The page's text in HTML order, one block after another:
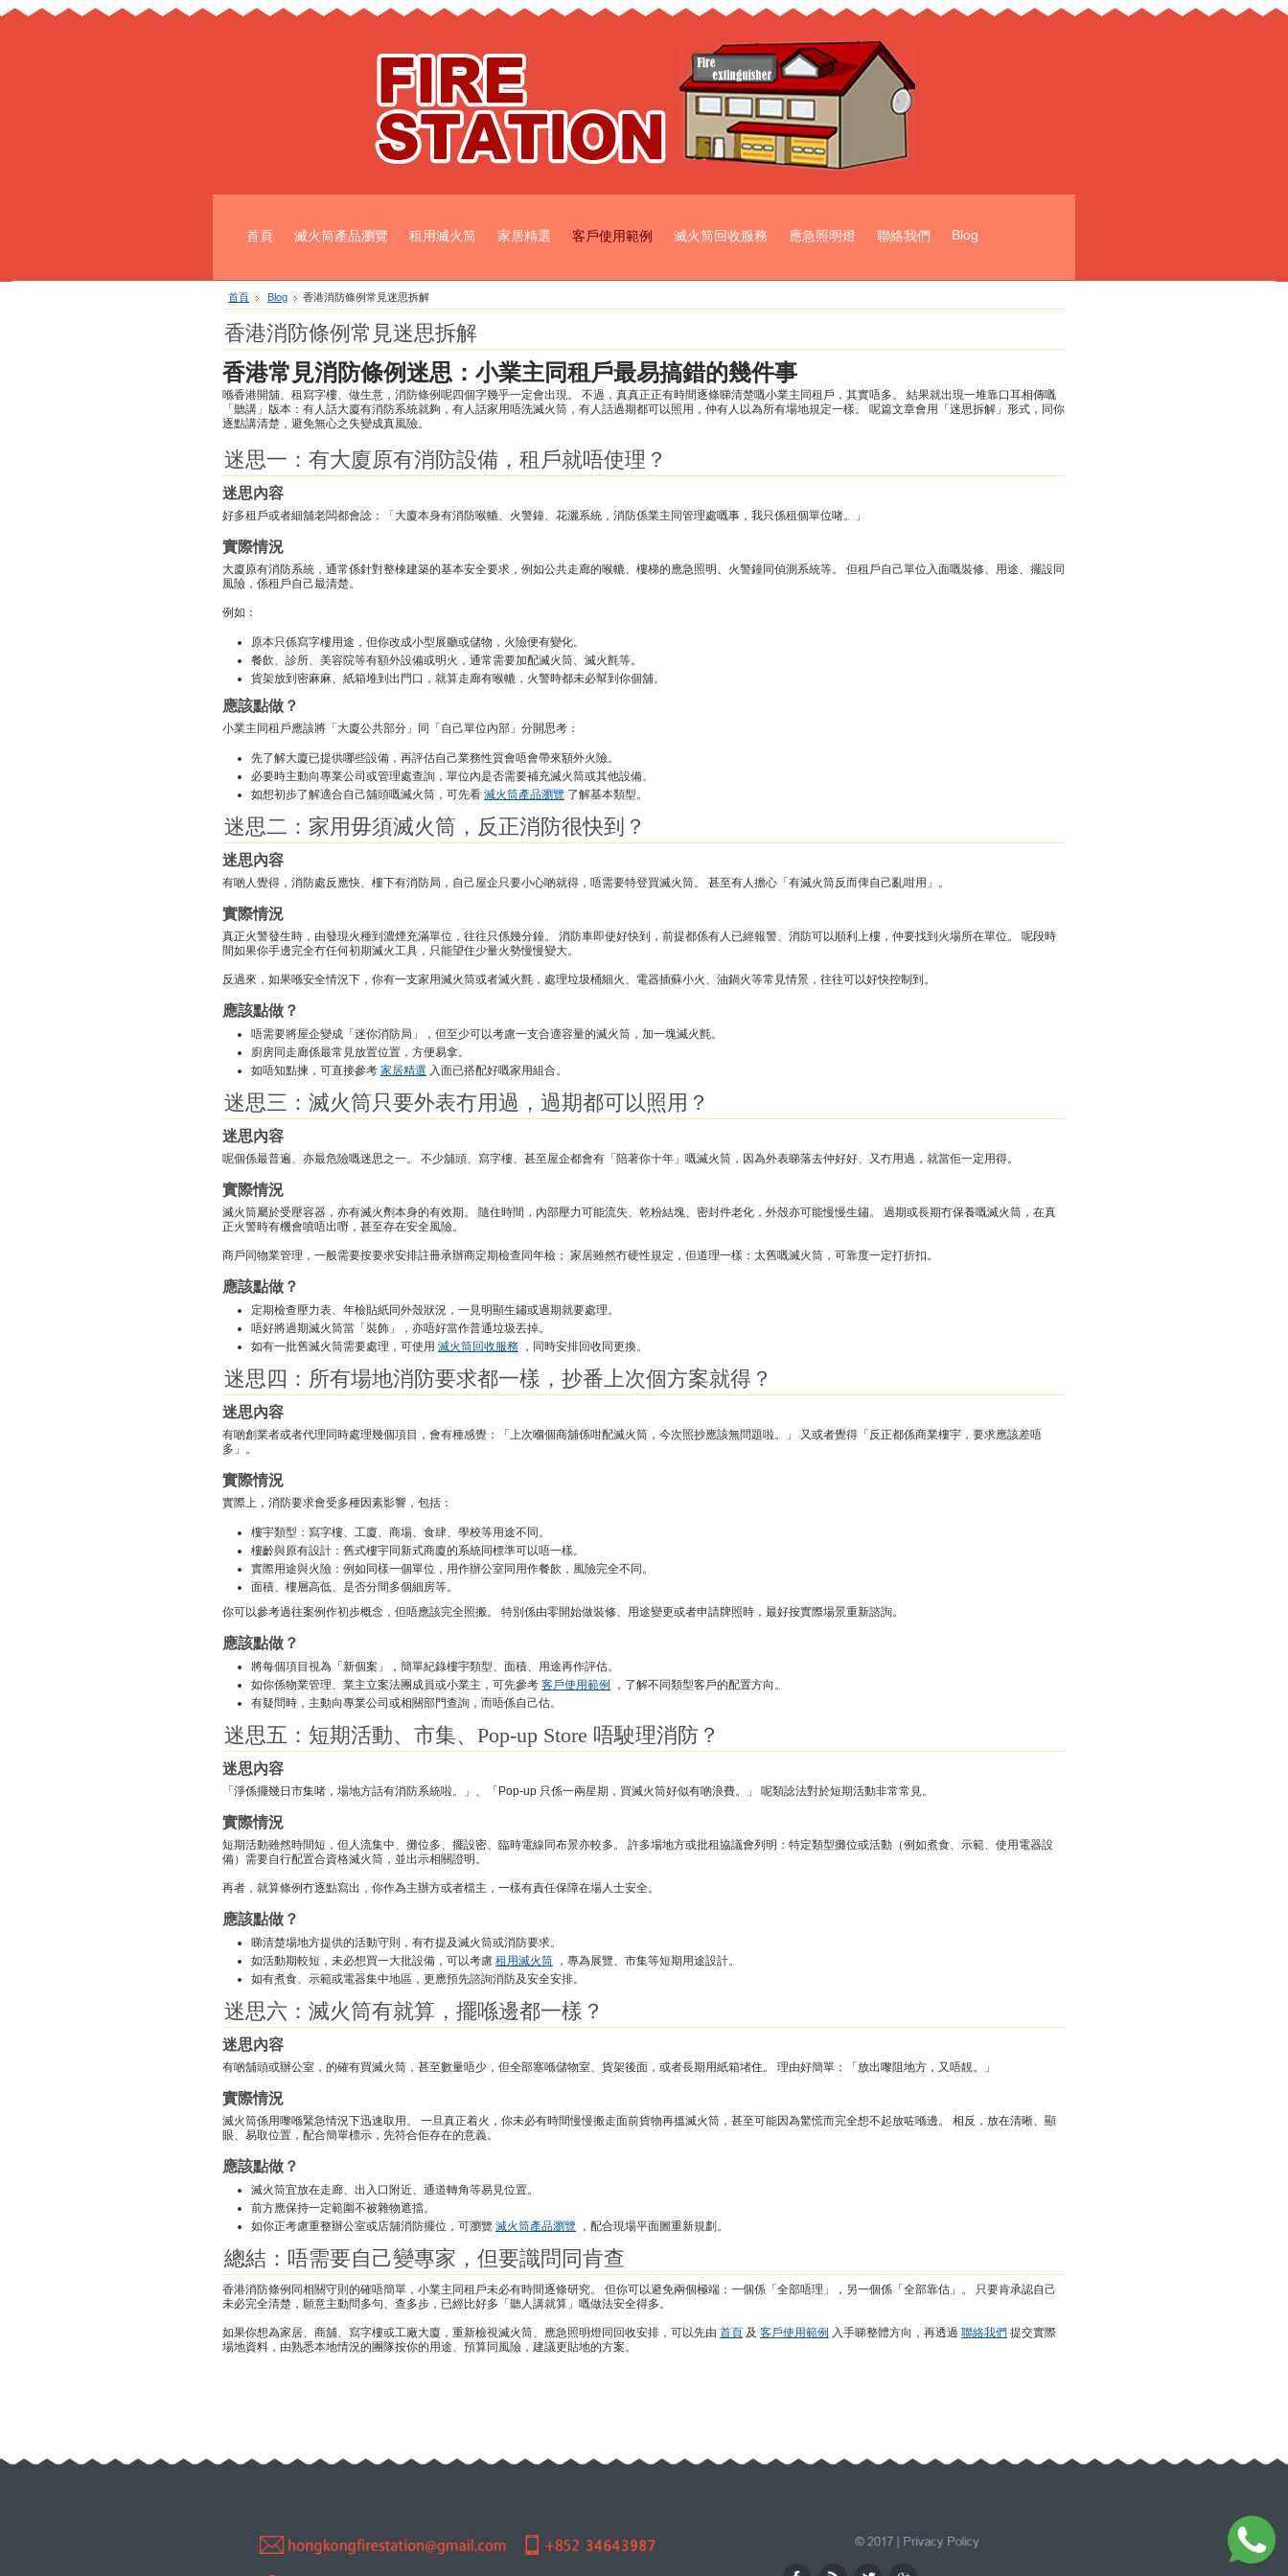
首頁 滅火筒產品瀏覽 租用滅火筒 家居精選 客戶使用範例 滅火筒回收服務 應急照明燈 聯絡我們 Blog
首頁 Blog 香港消防條例常見迷思拆解
香港消防條例常見迷思拆解
香港常見消防條例迷思：小業主同租戶最易搞錯的幾件事
喺香港開舖、租寫字樓、做生意，消防條例呢四個字幾乎一定會出現。 不過，真真正正有時間逐條睇清楚嘅小業主同租戶，其實唔多。 結果就出現一堆靠口耳相傳嘅
「聽講」版本：有人話大廈有消防系統就夠，有人話家用唔洗滅火筒，有人話過期都可以照用，仲有人以為所有場地規定一樣。 呢篇文章會用「迷思拆解」形式，同你
逐點講清楚，避免無心之失變成真風險。
迷思一：有大廈原有消防設備，租戶就唔使理？
迷思內容
好多租戶或者細舖老闆都會諗：「大廈本身有消防喉轆、火警鐘、花灑系統，消防係業主同管理處嘅事，我只係租個單位啫。」
實際情況
大廈原有消防系統，通常係針對整棟建築的基本安全要求，例如公共走廊的喉轆、樓梯的應急照明、火警鐘同偵測系統等。 但租戶自己單位入面嘅裝修、用途、擺設同
風險，係租戶自己最清楚。
例如：
原本只係寫字樓用途，但你改成小型展廳或儲物，火險便有變化。
餐飲、診所、美容院等有額外設備或明火，通常需要加配滅火筒、滅火氈等。
貨架放到密麻麻、紙箱堆到出門口，就算走廊有喉轆，火警時都未必幫到你個舖。
應該點做？
小業主同租戶應該將「大廈公共部分」同「自己單位內部」分開思考：
先了解大廈已提供哪些設備，再評估自己業務性質會唔會帶來額外火險。
必要時主動向專業公司或管理處查詢，單位內是否需要補充滅火筒或其他設備。
如想初步了解適合自己舖頭嘅滅火筒，可先看 滅火筒產品瀏覽了解基本類型。
迷思二：家用毋須滅火筒，反正消防很快到？
迷思內容
有啲人覺得，消防處反應快、樓下有消防局，自己屋企只要小心啲就得，唔需要特登買滅火筒。 甚至有人擔心「有滅火筒反而俾自己亂咁用」。
實際情況
真正火警發生時，由發現火種到濃煙充滿單位，往往只係幾分鐘。 消防車即使好快到，前提都係有人已經報警、消防可以順利上樓，仲要找到火場所在單位。 呢段時
間如果你手邊完全冇任何初期滅火工具，只能望住少量火勢慢慢變大。
反過來，如果喺安全情況下，你有一支家用滅火筒或者滅火氈，處理垃圾桶細火、電器插蘇小火、油鍋火等常見情景，往往可以好快控制到。
應該點做？
唔需要將屋企變成「迷你消防局」，但至少可以考慮一支合適容量的滅火筒，加一塊滅火氈。
廚房同走廊係最常見放置位置，方便易拿。
如唔知點揀，可直接參考 家居精選 入面已搭配好嘅家用組合。
迷思三：滅火筒只要外表冇用過，過期都可以照用？
迷思內容
呢個係最普遍、亦最危險嘅迷思之一。 不少舖頭、寫字樓、甚至屋企都會有「陪著你十年」嘅滅火筒，因為外表睇落去仲好好、又冇用過，就當佢一定用得。
實際情況
滅火筒屬於受壓容器，亦有滅火劑本身的有效期。 隨住時間，內部壓力可能流失、乾粉結塊、密封件老化，外殼亦可能慢慢生鏽。 過期或長期冇保養嘅滅火筒，在真
正火警時有機會噴唔出嘢，甚至存在安全風險。
商戶同物業管理，一般需要按要求安排註冊承辦商定期檢查同年檢； 家居雖然冇硬性規定，但道理一樣：太舊嘅滅火筒，可靠度一定打折扣。
應該點做？
定期檢查壓力表、年檢貼紙同外殼狀況，一見明顯生鏽或過期就要處理。
唔好將過期滅火筒當「裝飾」，亦唔好當作普通垃圾丟掉。
如有一批舊滅火筒需要處理，可使用 滅火筒回收服務，同時安排回收同更換。
迷思四：所有場地消防要求都一樣，抄番上次個方案就得？
迷思內容
有啲創業者或者代理同時處理幾個項目，會有種感覺：「上次嗰個商舖係咁配滅火筒，今次照抄應該無問題啦。」 又或者覺得「反正都係商業樓宇，要求應該差唔
多」。
實際情況
實際上，消防要求會受多種因素影響，包括：
樓宇類型：寫字樓、工廈、商場、食肆、學校等用途不同。
樓齡與原有設計：舊式樓宇同新式商廈的系統同標準可以唔一樣。
實際用途與火險：例如同樣一個單位，用作辦公室同用作餐飲，風險完全不同。
面積、樓層高低、是否分間多個細房等。
你可以參考過往案例作初步概念，但唔應該完全照搬。 特別係由零開始做裝修、用途變更或者申請牌照時，最好按實際場景重新諮詢。
應該點做？
將每個項目視為「新個案」，簡單紀錄樓宇類型、面積、用途再作評估。
如你係物業管理、業主立案法團成員或小業主，可先參考 客戶使用範例
，了解不同類型客戶的配置方向。
有疑問時，主動向專業公司或相關部門查詢，而唔係自己估。
迷思五：短期活動、市集、Pop-up Store 唔駛理消防？
迷思內容
「淨係擺幾日市集啫，場地方話有消防系統啦。」、「Pop-up 只係一兩星期，買滅火筒好似有啲浪費。」 呢類諗法對於短期活動非常常見。
實際情況
短期活動雖然時間短，但人流集中、攤位多、擺設密、臨時電線同布景亦較多。 許多場地方或批租協議會列明：特定類型攤位或活動（例如煮食、示範、使用電器設
備）需要自行配置合資格滅火筒，並出示相關證明。
再者，就算條例冇逐點寫出，你作為主辦方或者檔主，一樣有責任保障在場人士安全。
應該點做？
睇清楚場地方提供的活動守則，有冇提及滅火筒或消防要求。
如活動期較短，未必想買一大批設備，可以考慮 租用滅火筒，專為展覽、市集等短期用途設計。
如有煮食、示範或電器集中地區，更應預先諮詢消防及安全安排。
迷思六：滅火筒有就算，擺喺邊都一樣？
迷思內容
有啲舖頭或辦公室，的確有買滅火筒，甚至數量唔少，但全部塞喺儲物室、貨架後面，或者長期用紙箱堵住。 理由好簡單：「放出嚟阻地方，又唔靚。」
實際情況
滅火筒係用嚟喺緊急情況下迅速取用。 一旦真正着火，你未必有時間慢慢搬走面前貨物再搵滅火筒，甚至可能因為驚慌而完全想不起放咗喺邊。 相反，放在清晰、顯
眼、易取位置，配合簡單標示，先符合佢存在的意義。
應該點做？
滅火筒宜放在走廊、出入口附近、通道轉角等易見位置。
前方應保持一定範圍不被雜物遮擋。
如你正考慮重整辦公室或店舖消防擺位，可瀏覽 滅火筒產品瀏覽，配合現場平面圖重新規劃。
總結：唔需要自己變專家，但要識問同肯查
香港消防條例同相關守則的確唔簡單，小業主同租戶未必有時間逐條研究。 但你可以避免兩個極端：一個係「全部唔理」，另一個係「全部靠估」。 只要肯承認自己
未必完全清楚，願意主動問多句、查多步，已經比好多「聽人講就算」嘅做法安全得多。
如果你想為家居、商舖、寫字樓或工廠大廈，重新檢視滅火筒、應急照明燈同回收安排，可以先由 首頁及 客戶使用範例 入手睇整體方向，再透過 聯絡我們 提交實際
場地資料，由熟悉本地情況的團隊按你的用途、預算同風險，建議更貼地的方案。